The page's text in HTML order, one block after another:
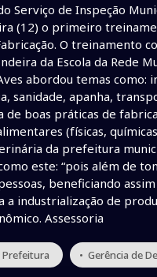
Serviço de Inspeção
(12) o primeiro
O treinamento
da Escola da Rede
abordou temas
sanidade, apanha,
boas práticas de
(físicas,
da prefeitura
este: “pois além de
beneficiando
a industrialização de
Assessoria
Prefeitura • Gerência de